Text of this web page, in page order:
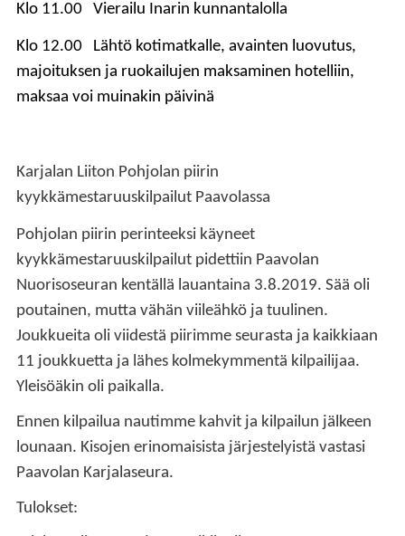
Klo 11.00 Vierailu Inarin kunnantalolla
Klo 12.00 Lähtö kotimatkalle, avainten luovutus,
majoituksen ja ruokailujen maksaminen hotelliin,
maksaa voi muinakin päivinä
Karjalan Liiton Pohjolan piirin
kyykkämestaruuskilpailut Paavolassa
Pohjolan piirin perinteeksi käyneet
kyykkämestaruuskilpailut pidettiin Paavolan
Nuorisoseuran kentällä lauantaina 3.8.2019. Sää oli
poutainen, mutta vähän viileähkö ja tuulinen.
Joukkueita oli viidestä piirimme seurasta ja kaikkiaan
11 joukkuetta ja lähes kolmekymmentä kilpailijaa.
Yleisöäkin oli paikalla.
Ennen kilpailua nautimme kahvit ja kilpailun jälkeen
lounaan. Kisojen erinomaisista järjestelyistä vastasi
Paavolan Karjalaseura.
Tulokset: